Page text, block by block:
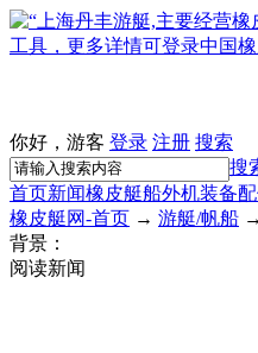
你好，游客 登录 注册 搜索
搜
首页新闻橡皮艇船外机装备
橡皮艇网-首页 → 游艇/帆船 →
背景：
阅读新闻